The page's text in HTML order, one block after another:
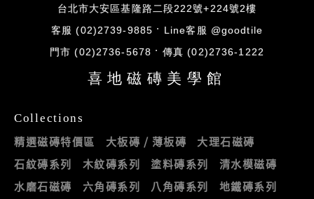
台北市大安區基隆路二段222號+224號2樓
客服 (02)2739-9885 Line客服 @goodtile
門市 (02)2736-5678 傳真 (02)2736-1222
喜地磁磚美學館
Collections
精選磁磚特價區 大板磚 / 薄板磚
大理石磁磚
石紋磚系列
木紋磚系列 塗料磚系列
清水模磁磚
水磨石磁磚
六角磚系列 八角磚系列
地鐵磚系列